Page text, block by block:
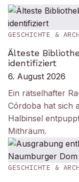
GESCHICHTE &
Älteste
identifiziert
6. August 2026
Ein rätselhafter
Córdoba hat sich
Halbinsel
Mithräum.
GESCHICHTE &